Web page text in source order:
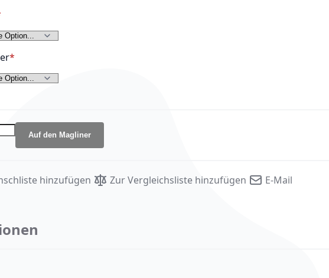
Auf den Magliner
hinzufügen Zur Vergleichsliste hinzufügen E-Mail